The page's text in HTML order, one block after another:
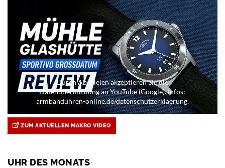
Durch Abspielen akzeptieren Sie die
Datenübermittlung an YouTube (Google). Infos:
armbanduhren-online.de/datenschutzerklaerung.
ZUM AKTUELLEN MAKRO VIDEO
UHR DES MONATS